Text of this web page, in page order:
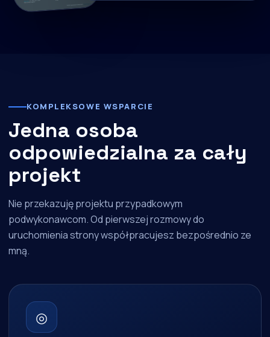
KOMPLEKSOWE WSPARCIE
Jedna osoba
odpowiedzialna za cały
projekt
Nie przekazuję projektu przypadkowym
podwykonawcom. Od pierwszej rozmowy do
uruchomienia strony współpracujesz bezpośrednio ze
mną.
◎